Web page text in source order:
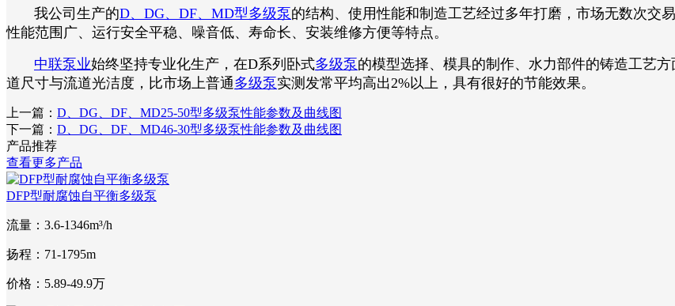
我公司生产的D、DG、DF、MD型多级泵的结构、使用性能和制造工艺经过多年打磨，市场无数次交
性能范围广、运行安全平稳、噪音低、寿命长、安装维修方便等特点。
中联泵业始终坚持专业化生产，在D系列卧式多级泵的模型选择、模具的制作、水力部件的铸造工艺
道尺寸与流道光洁度，比市场上普通多级泵实测发常平均高出2%以上，具有很好的节能效果。
上一篇： D、DG、DF、MD25-50型多级泵性能参数及曲线图
下一篇： D、DG、DF、MD46-30型多级泵性能参数及曲线图
产品推荐
查看更多产品
DFP型耐腐蚀自平衡多级泵
流量：3.6-1346m³/h
扬程：71-1795m
价格：5.89-49.9万